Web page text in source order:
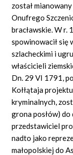
został
Onufrego
bracławskie. W r.
spowinowacił się
szlacheckimi i
właścicieli
Dn. 29 VI 1791,
Kołłątaja
kryminalnych,
grona posłów)
przedstawiciel
nadto jako
małopolskiej do